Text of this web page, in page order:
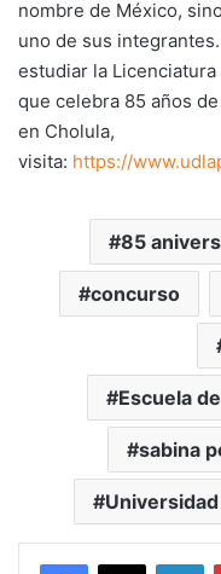
nombre de México,
uno de sus
estudiar la
que celebra 85 años
en Cholula,
visita: https://
85
concurso
Escuela
sabina